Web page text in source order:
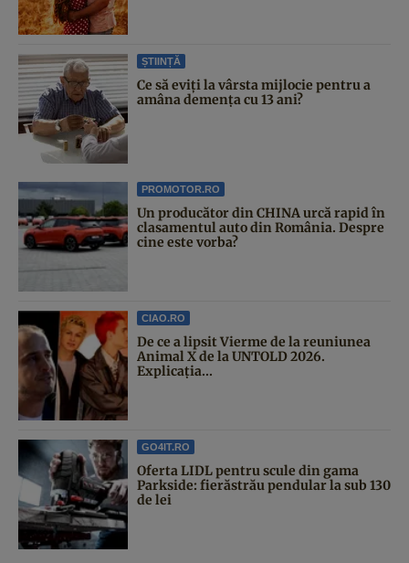
ȘTIINȚĂ
Ce să eviți la vârsta mijlocie pentru a
amâna demența cu 13 ani?
PROMOTOR.RO
Un producător din CHINA urcă rapid în
clasamentul auto din România. Despre
cine este vorba?
CIAO.RO
De ce a lipsit Vierme de la reuniunea
Animal X de la UNTOLD 2026.
Explicația...
GO4IT.RO
Oferta LIDL pentru scule din gama
Parkside: fierăstrău pendular la sub 130
de lei